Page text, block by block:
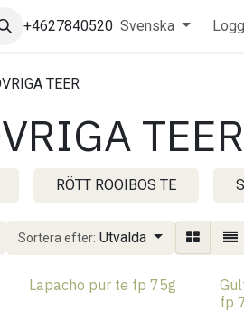
+4627840520 Svenska
TEER
TEER
RÖTT ROOIBOS TE
Sortera efter: Utvalda
Lapacho pur te fp 75g
fp